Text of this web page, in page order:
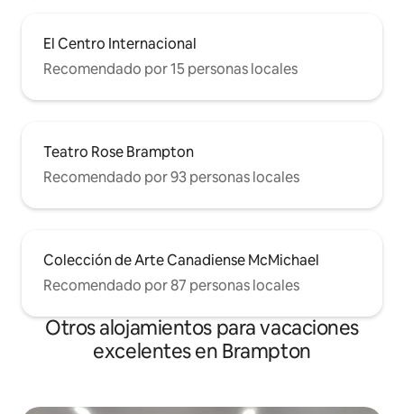
El Centro Internacional
Recomendado por 15 personas locales
Teatro Rose Brampton
Recomendado por 93 personas locales
Colección de Arte Canadiense McMichael
Recomendado por 87 personas locales
Otros alojamientos para vacaciones
excelentes en Brampton